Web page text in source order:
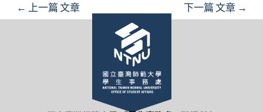
Post
navigation
← 上一篇 文章 下一篇 文章 →